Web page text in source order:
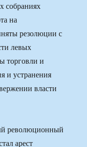
собраниях
на
резолюции с
левых
торговли и
и устранения
власти
революционный
арест